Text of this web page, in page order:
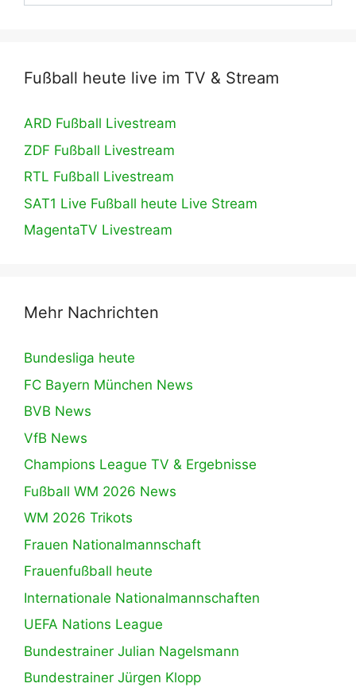
Fußball heute live im TV & Stream
ARD Fußball Livestream
ZDF Fußball Livestream
RTL Fußball Livestream
SAT1 Live Fußball heute Live Stream
MagentaTV Livestream
Mehr Nachrichten
Bundesliga heute
FC Bayern München News
BVB News
VfB News
Champions League TV & Ergebnisse
Fußball WM 2026 News
WM 2026 Trikots
Frauen Nationalmannschaft
Frauenfußball heute
Internationale Nationalmannschaften
UEFA Nations League
Bundestrainer Julian Nagelsmann
Bundestrainer Jürgen Klopp